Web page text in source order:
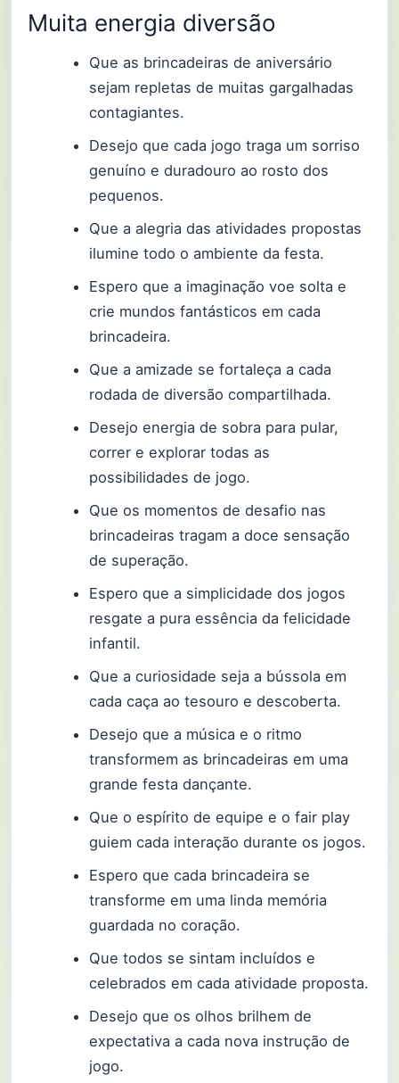
Muita energia diversão
Que as brincadeiras de aniversário
sejam repletas de muitas gargalhadas
contagiantes.
Desejo que cada jogo traga um sorriso
genuíno e duradouro ao rosto dos
pequenos.
Que a alegria das atividades propostas
ilumine todo o ambiente da festa.
Espero que a imaginação voe solta e
crie mundos fantásticos em cada
brincadeira.
Que a amizade se fortaleça a cada
rodada de diversão compartilhada.
Desejo energia de sobra para pular,
correr e explorar todas as
possibilidades de jogo.
Que os momentos de desafio nas
brincadeiras tragam a doce sensação
de superação.
Espero que a simplicidade dos jogos
resgate a pura essência da felicidade
infantil.
Que a curiosidade seja a bússola em
cada caça ao tesouro e descoberta.
Desejo que a música e o ritmo
transformem as brincadeiras em uma
grande festa dançante.
Que o espírito de equipe e o fair play
guiem cada interação durante os jogos.
Espero que cada brincadeira se
transforme em uma linda memória
guardada no coração.
Que todos se sintam incluídos e
celebrados em cada atividade proposta.
Desejo que os olhos brilhem de
expectativa a cada nova instrução de
jogo.